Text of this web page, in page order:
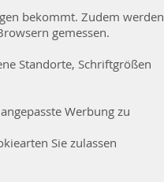
bekommt. Zudem werden
gemessen.
Standorte, Schriftgrößen
Werbung zu
Sie zulassen